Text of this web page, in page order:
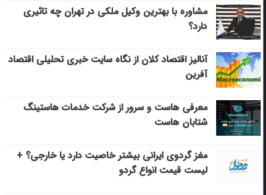
مشاوره با بهترین وکیل ملکی در تهران چه تاثیری
دارد؟
آنالیز اقتصاد کلان از نگاه سایت خبری تحلیلی اقتصاد
آفرین
معرفی هاست و سرور از شرکت خدمات هاستینگ
شتابان هاست
مغز گردوی ایرانی بیشتر خاصیت دارد یا خارجی؟ +
لیست قیمت انواع گردو